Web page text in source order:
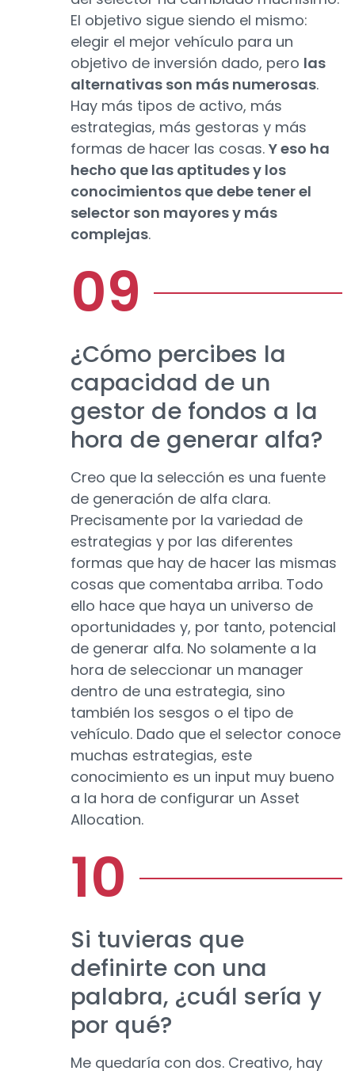
El objetivo sigue siendo el mismo:
elegir el mejor vehículo para un
objetivo de inversión dado, pero las
alternativas son más numerosas.
Hay más tipos de activo, más
estrategias, más gestoras y más
formas de hacer las cosas. Y eso ha
hecho que las aptitudes y los
conocimientos que debe tener el
selector son mayores y más
complejas.
¿Cómo percibes la
capacidad de un
gestor de fondos a la
hora de generar alfa?
Creo que la selección es una fuente
de generación de alfa clara.
Precisamente por la variedad de
estrategias y por las diferentes
formas que hay de hacer las mismas
cosas que comentaba arriba. Todo
ello hace que haya un universo de
oportunidades y, por tanto, potencial
de generar alfa. No solamente a la
hora de seleccionar un manager
dentro de una estrategia, sino
también los sesgos o el tipo de
vehículo. Dado que el selector conoce
muchas estrategias, este
conocimiento es un input muy bueno
a la hora de configurar un Asset
Allocation.
Si tuvieras que
definirte con una
palabra, ¿cuál sería y
por qué?
Me quedaría con dos. Creativo, hay